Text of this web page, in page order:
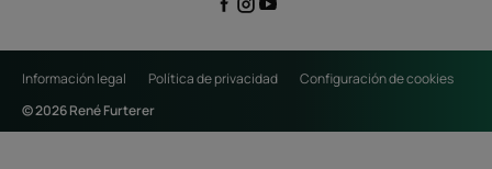
Información legal Política de privacidad
Configuración de cookies
© 2026 René Furterer